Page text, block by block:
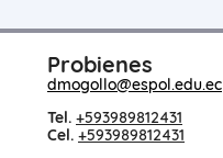
Probienes
dmogollo@espol.edu.ec
Tel. +593989812431
Cel. +593989812431